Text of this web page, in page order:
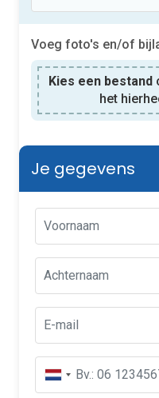
Voeg foto's en/of
Kies een bestand
het
Je gegevens